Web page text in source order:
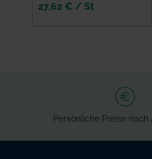
27,62 € / St
Persönliche Preise nach